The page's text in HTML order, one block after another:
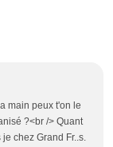
main peux t'on le
?<br /> Quant
chez Grand Fr..s.